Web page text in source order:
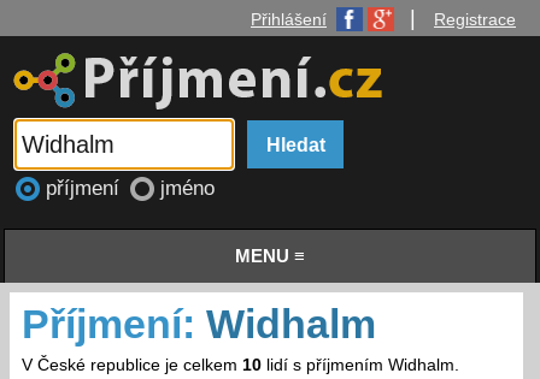
Přihlášení Registrace
příjmení jméno
MENU ≡
Příjmení: Widhalm
V České republice je celkem 10lidí s příjmením Widhalm.